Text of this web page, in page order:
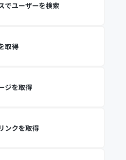
でユーザーを検索
取得
ジを取得
ンクを取得